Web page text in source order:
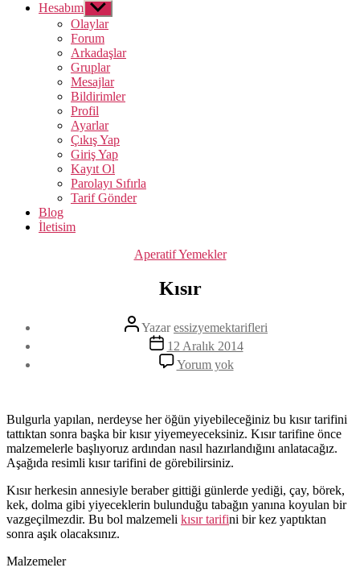
Hesabım Alt
menüyü
göster
Olaylar
Forum
Arkadaşlar
Gruplar
Mesajlar
Bildirimler
Profil
Ayarlar
Çıkış Yap
Giriş Yap
Kayıt Ol
Parolayı Sıfırla
Tarif Gönder
Blog
İletisim
Kategoriler
Aperatif Yemekler
Kısır
Yazının
yazarı
Yazaressizyemektarifleri
Yazı
tarihi
12 Aralık 2014
Yorum yokKısır
Bulgurla yapılan, nerdeyse her öğün yiyebileceğiniz bu kısır tarifini
tattıktan sonra başka bir kısır yiyemeyeceksiniz. Kısır tarifine önce
malzemelerle başlıyoruz ardından nasıl hazırlandığını anlatacağız.
Aşağıda resimli kısır tarifini de görebilirsiniz.
Kısır herkesin annesiyle beraber gittiği günlerde yediği, çay, börek,
kek, dolma gibi yiyeceklerin bulunduğu tabağın yanına koyulan bir
vazgeçilmezdir. Bu bol malzemeli kısır tarifini bir kez yaptıktan
sonra aşık olacaksınız.
Malzemeler